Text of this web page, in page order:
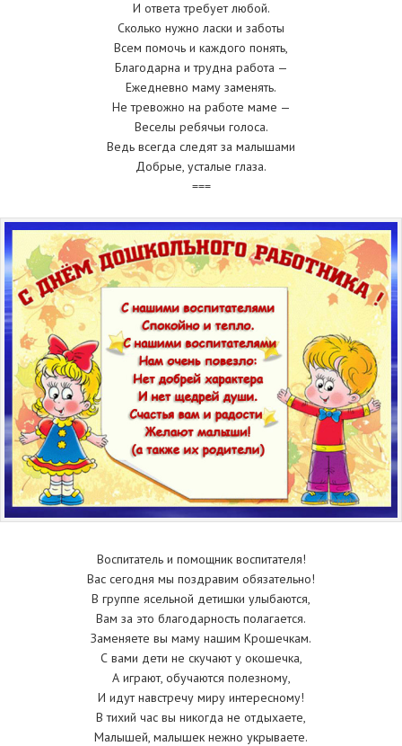
И ответа требует любой.
Сколько нужно ласки и заботы
Всем помочь и каждого понять,
Благодарна и трудна работа —
Ежедневно маму заменять.
Не тревожно на работе маме —
Веселы ребячьи голоса.
Ведь всегда следят за малышами
Добрые, усталые глаза.
===
Воспитатель и помощник воспитателя!
Вас сегодня мы поздравим обязательно!
В группе ясельной детишки улыбаются,
Вам за это благодарность полагается.
Заменяете вы маму нашим Крошечкам.
С вами дети не скучают у окошечка,
А играют, обучаются полезному,
И идут навстречу миру интересному!
В тихий час вы никогда не отдыхаете,
Малышей, малышек нежно укрываете.